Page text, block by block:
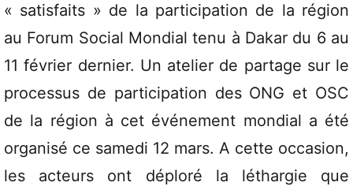
« satisfaits » de la participation de la région
au Forum Social Mondial tenu à Dakar du 6 au
11 février dernier. Un atelier de partage sur le
processus de participation des ONG et OSC
de la région à cet événement mondial a été
organisé ce samedi 12 mars. A cette occasion,
les acteurs ont déploré la léthargie que